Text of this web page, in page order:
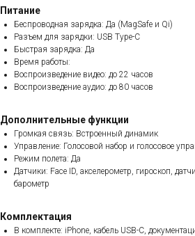
Питание
Беспроводная зарядка: Да (MagSafe и Qi)
Разъем для зарядки: USB Type-C
Быстрая зарядка: Да
Время работы:
Воспроизведение видео: до 22 часов
Воспроизведение аудио: до 80 часов
Дополнительные функции
Громкая связь: Встроенный динамик
Управление: Голосовой набор и голосовое
Режим полета: Да
Датчики: Face ID, акселерометр, гироскоп,
барометр
Комплектация
В комплекте: iPhone, кабель USB-C,